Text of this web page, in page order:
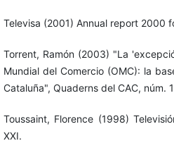
Televisa (2001) Annual report 2000
Torrent, Ramón (2003) "La
Mundial del Comercio (OMC): la
Cataluña", Quaderns del CAC, núm.
Toussaint, Florence (1998)
XXI.